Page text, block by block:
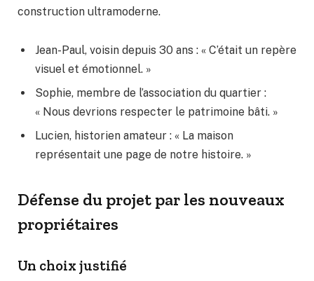
construction ultramoderne.
Jean-Paul, voisin depuis 30 ans : « C’était un repère
visuel et émotionnel. »
Sophie, membre de l’association du quartier :
« Nous devrions respecter le patrimoine bâti. »
Lucien, historien amateur : « La maison
représentait une page de notre histoire. »
Défense du projet par les nouveaux
propriétaires
Un choix justifié